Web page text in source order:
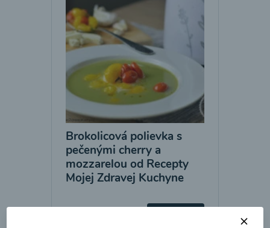
Brokolicová polievka s
pečenými cherry a
mozzarelou od Recepty
Mojej Zdravej Kuchyne